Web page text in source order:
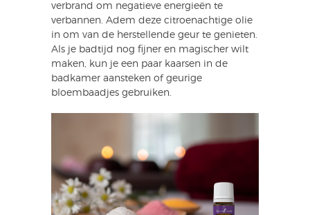
verbrand om negatieve energieën te
verbannen. Adem deze citroenachtige olie
in om van de herstellende geur te genieten.
Als je badtijd nog fijner en magischer wilt
maken, kun je een paar kaarsen in de
badkamer aansteken of geurige
bloembaadjes gebruiken.